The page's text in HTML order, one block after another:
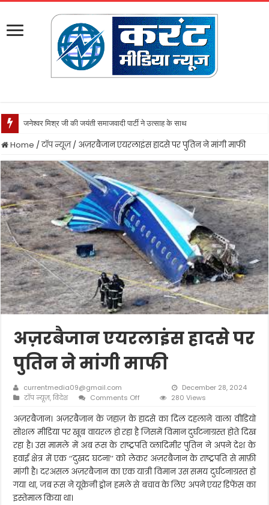
जनेश्वर मिश्र जी की जयंती समाजवादी पार्टी ने उत्साह के साथ मनायी
Home / टॉप न्यूज़/ अज़रबैजान एयरलाइंस हादसे पर पुतिन ने मांगी माफी
अज़रबैजान एयरलाइंस हादसे पर
पुतिन ने मांगी माफी
currentmedia09@gmail.com
December 28, 2024
टॉप न्यूज़,विदेश Comments Off
एयरलाइंस
हादसे
पर
पुतिन
ने
मांगी
280 Views
अज़रबैजान। अज़रबैजान के जहाज़ के हादसे का दिल दहलाने वाला वीडियो
सोशल मीडिया पर खूब वायरल हो रहा है जिसमें विमान दुर्घटनाग्रस्त होते दिख
रहा है। उस मामले में अब रूस के राष्ट्रपति व्लादिमीर पुतिन ने अपने देश के
हवाई क्षेत्र में एक ‘’दुखद घटना’’ को लेकर अज़रबैजान के राष्ट्रपति से माफ़ी
मांगी है। दरअसल अज़रबैजान का एक यात्री विमान उस समय दुर्घटनाग्रस्त हो
गया था, जब रूस ने यूक्रेनी ड्रोन हमले से बचाव के लिए अपने एयर डिफेंस का
इस्तेमाल किया था।